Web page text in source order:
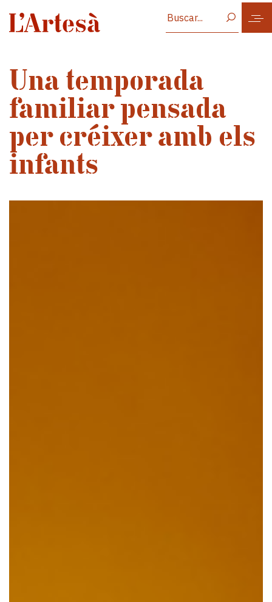
Una temporada
familiar pensada
per créixer amb els
infants